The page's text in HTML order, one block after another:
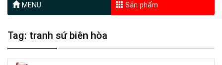
MENU Sản phẩm
Tag: tranh sứ biên hòa